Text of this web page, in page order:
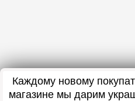
Каждому новому
магазине мы дарим